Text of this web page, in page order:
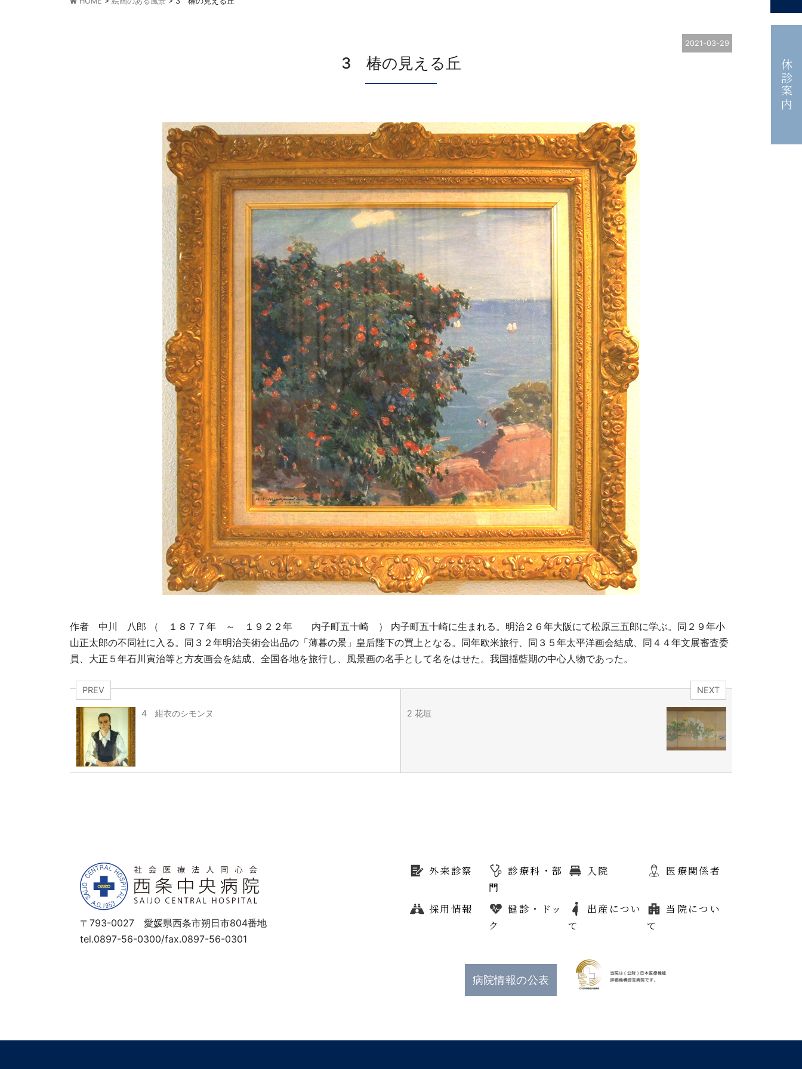
2021-03-29
3 椿の見える丘
作者 中川 八郎 （ １８７７年 ～ １９２２年 内子町五十崎 ） 内子町五十崎に生まれる。明治２６年大阪にて松原三五郎に学ぶ。同２９年小
山正太郎の不同社に入る。同３２年明治美術会出品の「薄暮の景」皇后陛下の買上となる。同年欧米旅行、同３５年太平洋画会結成、同４４年文展審査委
員、大正５年石川寅治等と方友画会を結成、全国各地を旅行し、風景画の名手として名をはせた。我国揺藍期の中心人物であった。
PREV
4 紺衣のシモンヌ
NEXT
2 花垣
休診案内
〒793-0027 愛媛県西条市朔日市804番地
tel.0897-56-0300/fax.0897-56-0301
外来診察
診療科・部
門
入院 医療関係者
採用情報
健診・ドッ
ク
出産につい
て
当院につい
て
病院情報の公表